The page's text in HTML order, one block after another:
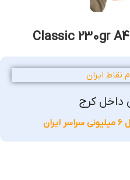
نقاط ایران
داخل کرج